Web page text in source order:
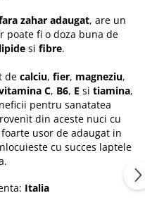
zahar adaugat, are un
poate fi o doza buna de
lipide si fibre.
de calciu, fier, magneziu,
C, B6, E si tiamina,
pentru sanatatea
din aceste nuci cu
usor de adaugat in
cu succes laptele
Italia